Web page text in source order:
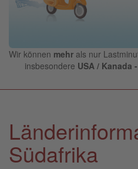
Wir können mehr als nur
insbesondere USA / Kanada
Südafrika